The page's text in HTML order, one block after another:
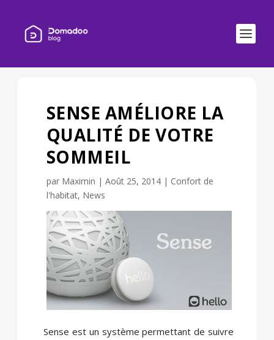
SENSE AMÉLIORE LA
QUALITÉ DE VOTRE
SOMMEIL
par Maximin | Août 25, 2014| Confort de
l'habitat, News
Sense est un système permettant de suivre